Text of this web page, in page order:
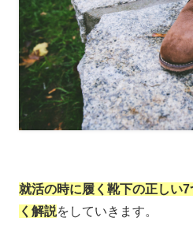
就活の時に履く靴下の正しい
く解説をしていきます。